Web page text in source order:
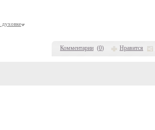
Комментарии (0) Нравится
духовке